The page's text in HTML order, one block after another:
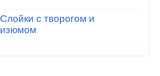
Слойки с творогом и
изюмом